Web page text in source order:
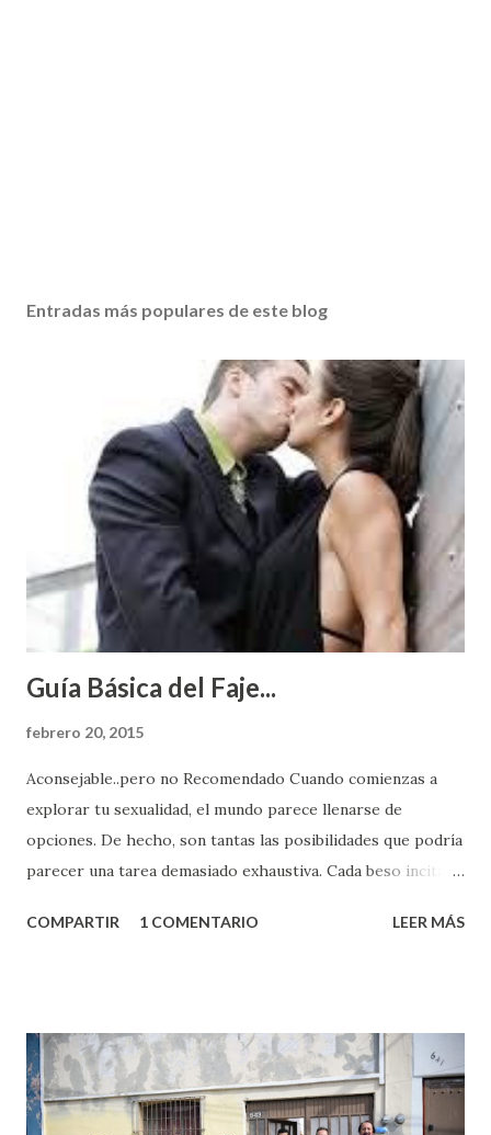
Entradas más populares de este blog
Guía Básica del Faje...
febrero 20, 2015
Aconsejable..pero no Recomendado Cuando comienzas a
explorar tu sexualidad, el mundo parece llenarse de
opciones. De hecho, son tantas las posibilidades que podría
parecer una tarea demasiado exhaustiva. Cada beso incita
partes de ti que jamás hubieras imaginado. El problema es
conoces ni la mitad de lo que deberías saber. Pero incluso
quienes ya han tenido relaciones sexuales no son expertos
o expertas en el tema. Siempre hay algo nuevo que
COMPARTIR 1 COMENTARIO LEER MÁS